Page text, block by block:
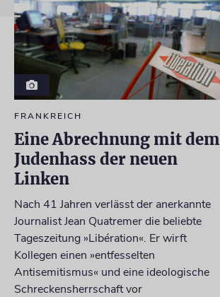
FRANKREICH
Eine Abrechnung mit dem
Judenhass der neuen
Linken
Nach 41 Jahren verlässt der anerkannte
Journalist Jean Quatremer die beliebte
Tageszeitung »Libération«. Er wirft
Kollegen einen »entfesselten
Antisemitismus« und eine ideologische
Schreckensherrschaft vor